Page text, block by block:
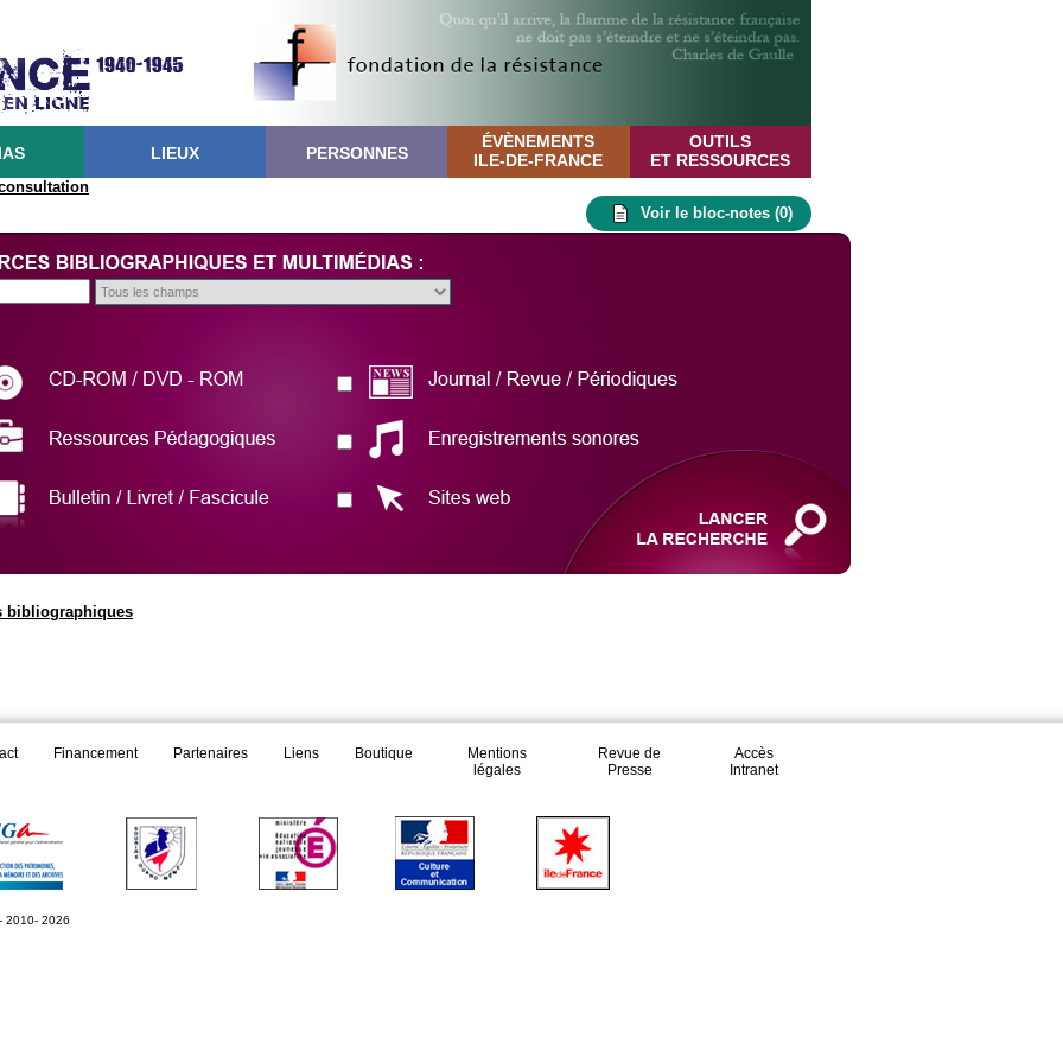
LIEUX PERSONNES
ÉVÈNEMENTS
ILE-DE-FRANCE
OUTILS
ET RESSOURCES
Voir le bloc-notes (0)
bibliographiques
Financement Partenaires Liens Boutique
Mentions
légales
Revue de
Presse
Accès
Intranet
2010- 2026